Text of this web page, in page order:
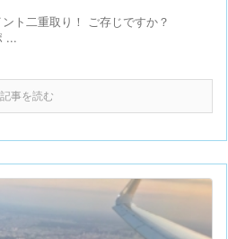
ト二重取り！ ご存じですか？
...
記事を読む